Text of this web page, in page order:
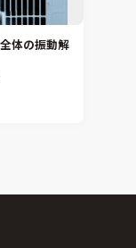
体の振動解